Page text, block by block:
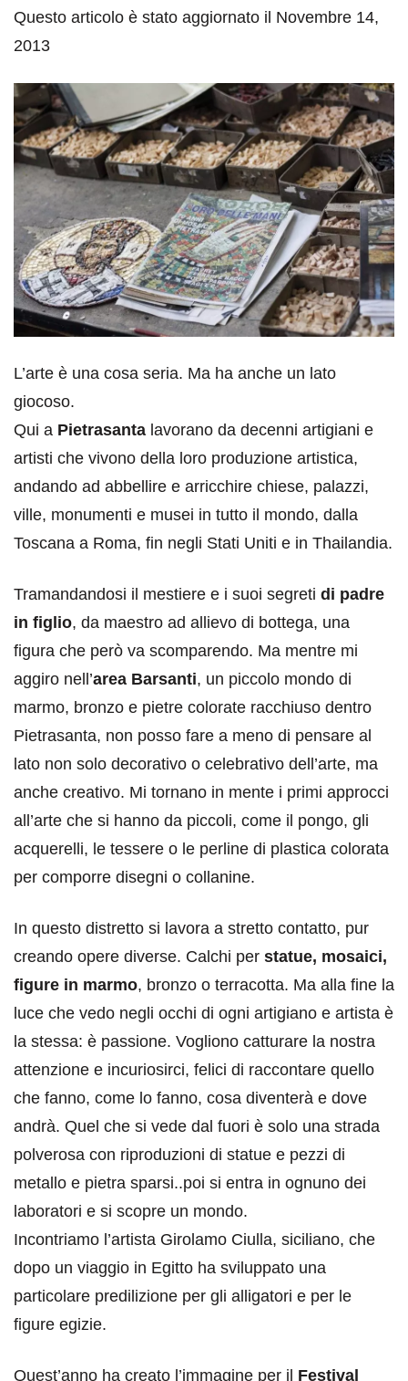
Questo articolo è stato aggiornato il Novembre 14,
2013
L’arte è una cosa seria. Ma ha anche un lato
giocoso.
Qui a Pietrasanta lavorano da decenni artigiani e
artisti che vivono della loro produzione artistica,
andando ad abbellire e arricchire chiese, palazzi,
ville, monumenti e musei in tutto il mondo, dalla
Toscana a Roma, fin negli Stati Uniti e in Thailandia.
Tramandandosi il mestiere e i suoi segreti di padre
in figlio, da maestro ad allievo di bottega, una
figura che però va scomparendo. Ma mentre mi
aggiro nell’area Barsanti, un piccolo mondo di
marmo, bronzo e pietre colorate racchiuso dentro
Pietrasanta, non posso fare a meno di pensare al
lato non solo decorativo o celebrativo dell’arte, ma
anche creativo. Mi tornano in mente i primi approcci
all’arte che si hanno da piccoli, come il pongo, gli
acquerelli, le tessere o le perline di plastica colorata
per comporre disegni o collanine.
In questo distretto si lavora a stretto contatto, pur
creando opere diverse. Calchi per statue, mosaici,
figure in marmo, bronzo o terracotta. Ma alla fine la
luce che vedo negli occhi di ogni artigiano e artista è
la stessa: è passione. Vogliono catturare la nostra
attenzione e incuriosirci, felici di raccontare quello
che fanno, come lo fanno, cosa diventerà e dove
andrà. Quel che si vede dal fuori è solo una strada
polverosa con riproduzioni di statue e pezzi di
metallo e pietra sparsi..poi si entra in ognuno dei
laboratori e si scopre un mondo.
Incontriamo l’artista Girolamo Ciulla, siciliano, che
dopo un viaggio in Egitto ha sviluppato una
particolare predilizione per gli alligatori e per le
figure egizie.
Quest’anno ha creato l’immagine per il Festival